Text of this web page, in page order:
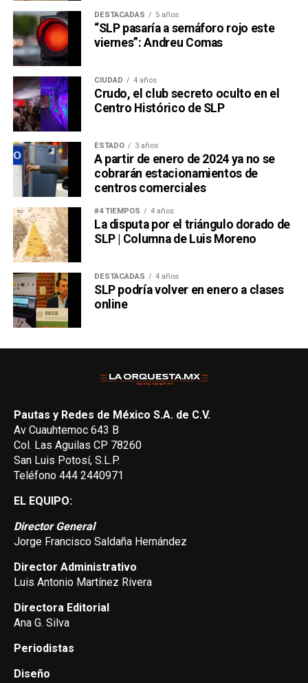
DESTACADAS 5 años
“SLP pasaría a semáforo rojo este
viernes”: Andreu Comas
CIUDAD 4 años
Crudo, el club secreto oculto en el
Centro Histórico de SLP
ESTADO 3 años
A partir de enero de 2024 ya no se
cobrarán estacionamientos de
centros comerciales
#4 TIEMPOS 4 años
La disputa por el triángulo dorado de
SLP | Columna de Luis Moreno
DESTACADAS 4 años
SLP podría volver en enero a clases
online
Pautas y Redes de México S.A. de C.V.
Av Cuauhtemoc 643 B
Col. Las Aguilas CP 78260
San Luis Potosí, S.L.P.
Teléfono 444 2440971
EL EQUIPO:
Director General
Jorge Francisco Saldaña Hernández
Director Administrativo
Luis Antonio Martínez Rivera
Directora Editorial
Ana G. Silva
Periodistas
Diseño